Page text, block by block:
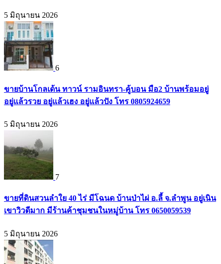
5 มิถุนายน 2026
6
ขายบ้านโกลเด้น ทาวน์ รามอินทรา-คู้บอน มือ2 บ้านพร้อมอยู่
อยู่แล้วรวย อยู่แล้วเฮง อยู่แล้วปัง โทร 0805924659
5 มิถุนายน 2026
7
ขายที่ดินสวนลำใย 40 ไร่ มีโฉนด บ้านป่าไผ่ อ.ลี้ จ.ลำพูน อยู่เนิน
เขาวิวดีมาก มีร้านค้าชุมชนในหมู่บ้าน โทร 0650059539
5 มิถุนายน 2026